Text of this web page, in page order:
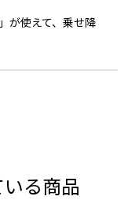
が使えて、乗せ降
る商品